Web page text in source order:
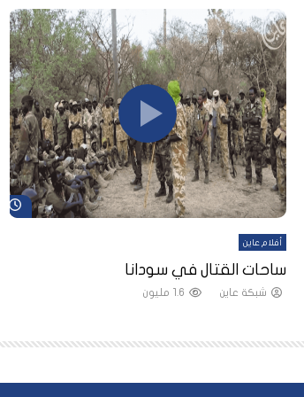
شاهد لاحقاً
أفلام عاين
ساحات القتال في سودانا
شبكة عاين 1.6 مليون